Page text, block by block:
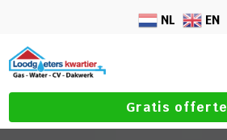
NL EN
Gratis offerte